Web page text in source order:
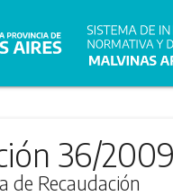
36/2009
de Recaudación